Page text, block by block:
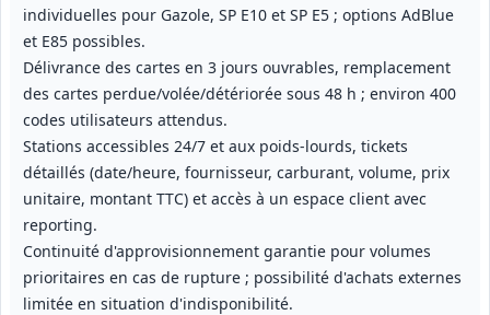
individuelles pour Gazole, SP E10 et SP E5 ; options AdBlue
et E85 possibles.
Délivrance des cartes en 3 jours ouvrables, remplacement
des cartes perdue/volée/détériorée sous 48 h ; environ 400
codes utilisateurs attendus.
Stations accessibles 24/7 et aux poids‑lourds, tickets
détaillés (date/heure, fournisseur, carburant, volume, prix
unitaire, montant TTC) et accès à un espace client avec
reporting.
Continuité d'approvisionnement garantie pour volumes
prioritaires en cas de rupture ; possibilité d'achats externes
limitée en situation d'indisponibilité.